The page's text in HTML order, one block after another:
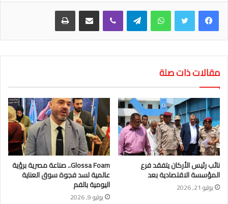
واتساب تيلقرام
مقالات ذات صلة
نائب رئيس الأركان يتفقد فرع
المؤسسة الاقتصادية بعد
يوليو 21, 2026
Glossa Foam.. صناعة مصرية برؤية
عالمية لسد فجوة سوق العناية
اليومية بالفم
يوليو 9, 2026